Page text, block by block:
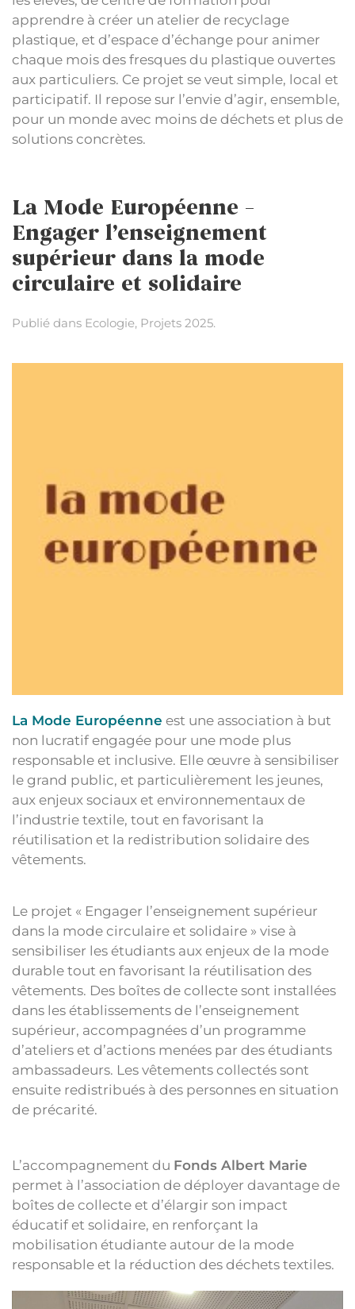
apprendre à créer un atelier de recyclage
plastique, et d’espace d’échange pour animer
chaque mois des fresques du plastique ouvertes
aux particuliers. Ce projet se veut simple, local et
participatif. Il repose sur l’envie d’agir, ensemble,
pour un monde avec moins de déchets et plus de
solutions concrètes.
La Mode Européenne –
Engager l’enseignement
supérieur dans la mode
circulaire et solidaire
Publié dans Ecologie, Projets 2025.
La Mode Européenne est une association à but
non lucratif engagée pour une mode plus
responsable et inclusive. Elle œuvre à sensibiliser
le grand public, et particulièrement les jeunes,
aux enjeux sociaux et environnementaux de
l’industrie textile, tout en favorisant la
réutilisation et la redistribution solidaire des
vêtements.
Le projet « Engager l’enseignement supérieur
dans la mode circulaire et solidaire » vise à
sensibiliser les étudiants aux enjeux de la mode
durable tout en favorisant la réutilisation des
vêtements. Des boîtes de collecte sont installées
dans les établissements de l’enseignement
supérieur, accompagnées d’un programme
d’ateliers et d’actions menées par des étudiants
ambassadeurs. Les vêtements collectés sont
ensuite redistribués à des personnes en situation
de précarité.
L’accompagnement du Fonds Albert Marie
permet à l’association de déployer davantage de
boîtes de collecte et d’élargir son impact
éducatif et solidaire, en renforçant la
mobilisation étudiante autour de la mode
responsable et la réduction des déchets textiles.